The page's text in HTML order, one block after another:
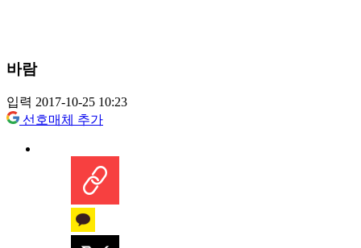
바람
입력 2017-10-25 10:23
선호매체 추가